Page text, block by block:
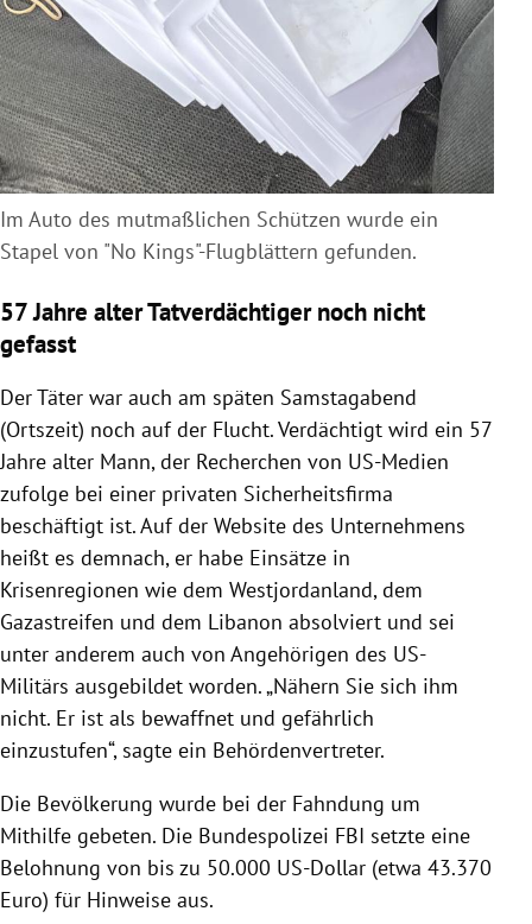
Im Auto des mutmaßlichen Schützen wurde ein
Stapel von "No Kings"-Flugblättern gefunden.
57 Jahre alter Tatverdächtiger noch nicht
gefasst
Der Täter war auch am späten Samstagabend
(Ortszeit) noch auf der Flucht. Verdächtigt wird ein 57
Jahre alter Mann, der Recherchen von US-Medien
zufolge bei einer privaten Sicherheitsfirma
beschäftigt ist. Auf der Website des Unternehmens
heißt es demnach, er habe Einsätze in
Krisenregionen wie dem Westjordanland, dem
Gazastreifen und dem Libanon absolviert und sei
unter anderem auch von Angehörigen des US-
Militärs ausgebildet worden. „Nähern Sie sich ihm
nicht. Er ist als bewaffnet und gefährlich
einzustufen“, sagte ein Behördenvertreter.
Die Bevölkerung wurde bei der Fahndung um
Mithilfe gebeten. Die Bundespolizei FBI setzte eine
Belohnung von bis zu 50.000 US-Dollar (etwa 43.370
Euro) für Hinweise aus.